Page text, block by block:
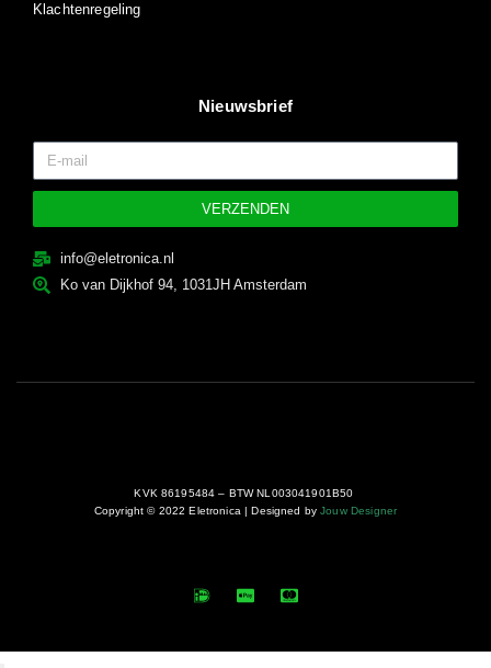
Klachtenregeling
Nieuwsbrief
VERZENDEN
info@eletronica.nl
Ko van Dijkhof 94, 1031JH Amsterdam
KVK 86195484 – BTW NL003041901B50
Copyright © 2022 Eletronica | Designed byJouw Designer